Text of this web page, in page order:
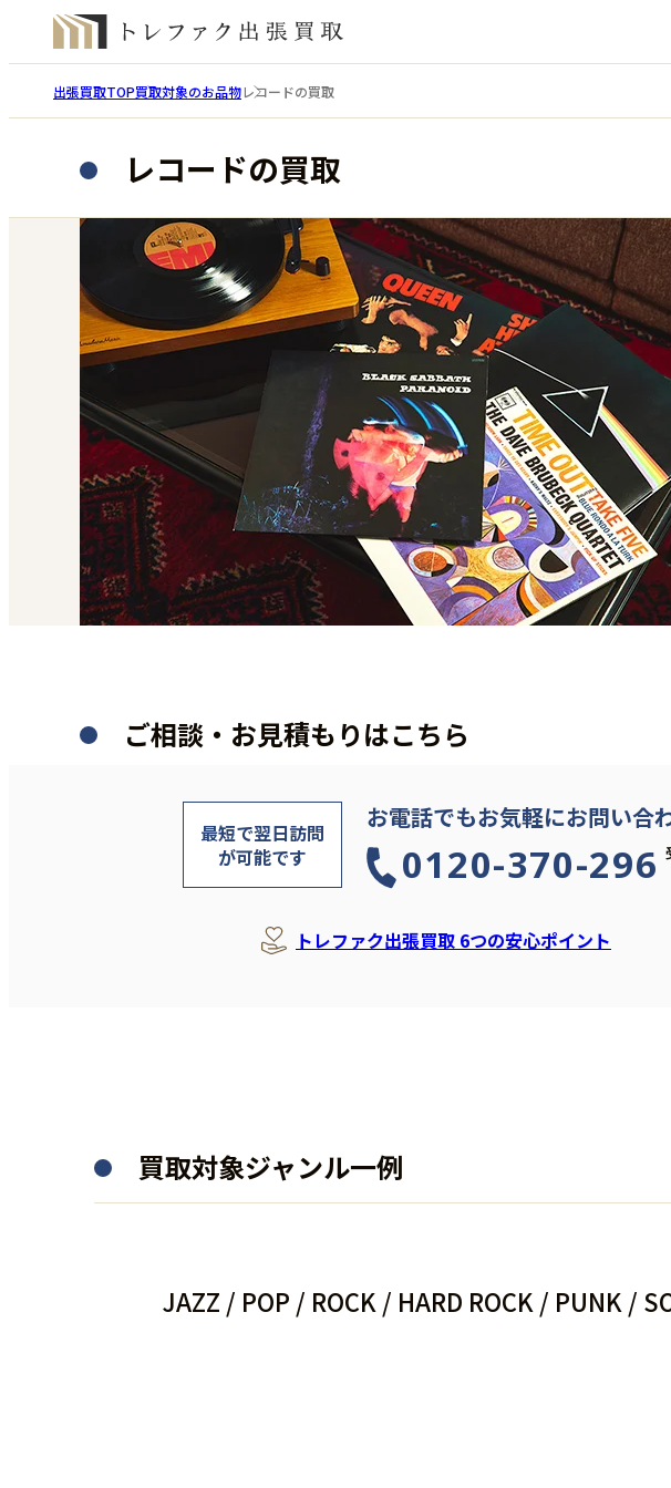
出張買取TOP買取対象のお品物レコードの買取
レコードの買取
ご相談・お見積もりはこちら
最短で翌日訪問
が可能です
お電話でもお気軽にお問い合
0120-370-296
トレファク出張買取 6つの安心ポイント
買取対象ジャンル一例
JAZZ / POP / ROCK / HARD ROCK / PUNK /